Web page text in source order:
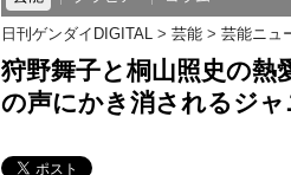
日刊ゲンダイDIGITAL 芸能 芸能ニュ
狩野舞子と桐山照史の熱
の声にかき消されるジ